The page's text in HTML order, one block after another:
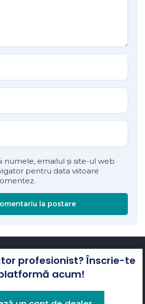
numele, emailul și site-ul web
pentru data viitoare
la postare
profesionist? Înscrie-te
acum!